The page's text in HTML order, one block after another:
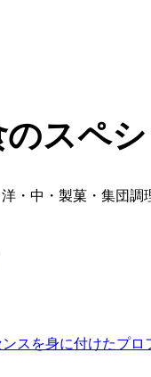
スペ
・中・製菓・集団
スを身に付けたプ